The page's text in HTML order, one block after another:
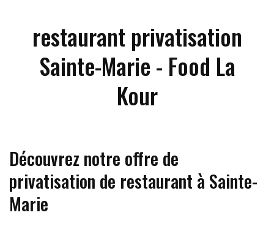
restaurant privatisation
Sainte-Marie - Food La
Kour
Découvrez notre offre de
privatisation de restaurant à Sainte-
Marie